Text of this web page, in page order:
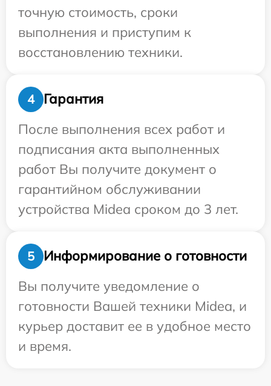
точную стоимость, сроки
выполнения и приступим к
восстановлению техники.
4
Гарантия
После выполнения всех работ и
подписания акта выполненных
работ Вы получите документ о
гарантийном обслуживании
устройства Midea сроком до 3 лет.
5
Информирование о готовности
Вы получите уведомление о
готовности Вашей техники Midea, и
курьер доставит ее в удобное место
и время.